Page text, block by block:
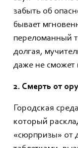
забыть об
бывает
переломанный
долгая,
даже не сможет
2. Смерть от
Городская
который
«сюрпризы» от